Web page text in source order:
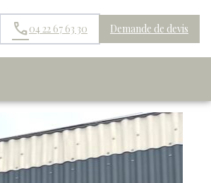
04 22 67 63 30 Demande de devis